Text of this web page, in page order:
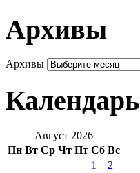
Архивы
Архивы
Календарь
Август 2026
Пн Вт Ср Чт Пт Сб Вс
1
2